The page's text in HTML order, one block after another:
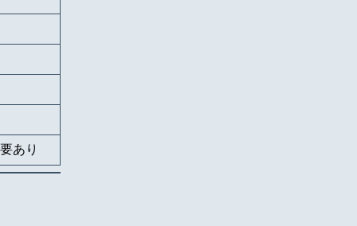
あり